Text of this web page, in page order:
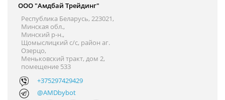
ООО "Амдбай Трейдинг"
Республика Беларусь, 223021,
Минская обл.,
Минский р-н.,
Щомыслицкий с/с, район аг.
Озерцо,
Меньковский тракт, дом 2,
помещение 533
+375297429429
@AMDbybot